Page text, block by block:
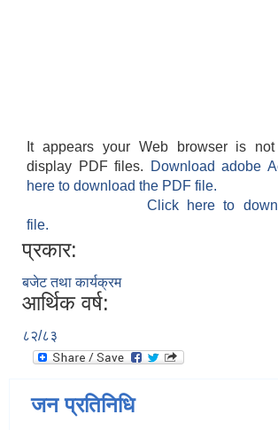
It appears your Web browser is
display PDF files.
Download adobe
here to download the PDF file.
Click here to
file.
प्रकार:
बजेट तथा कार्यक्रम
आर्थिक वर्ष:
८२/८३
जन प्रतिनिधि